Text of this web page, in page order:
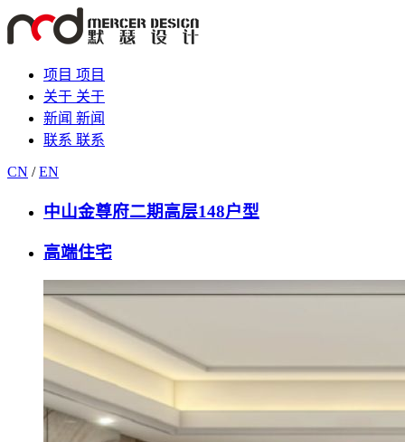
项目 项目
关于 关于
新闻 新闻
联系 联系
CN / EN
中山金尊府二期高层148户型
高端住宅